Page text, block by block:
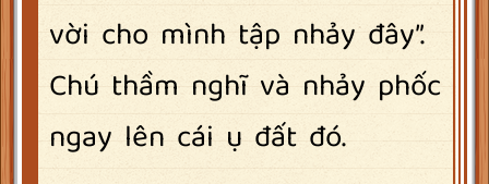
vời cho mình tập nhảy đây”.
Chú thầm nghĩ và nhảy phốc
ngay lên cái ụ đất đó.